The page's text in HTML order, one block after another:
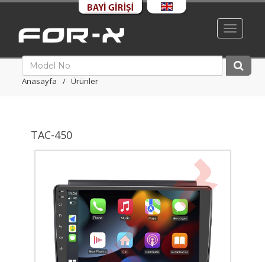
Toggle
Anasayfa Ürünler
TAC-450